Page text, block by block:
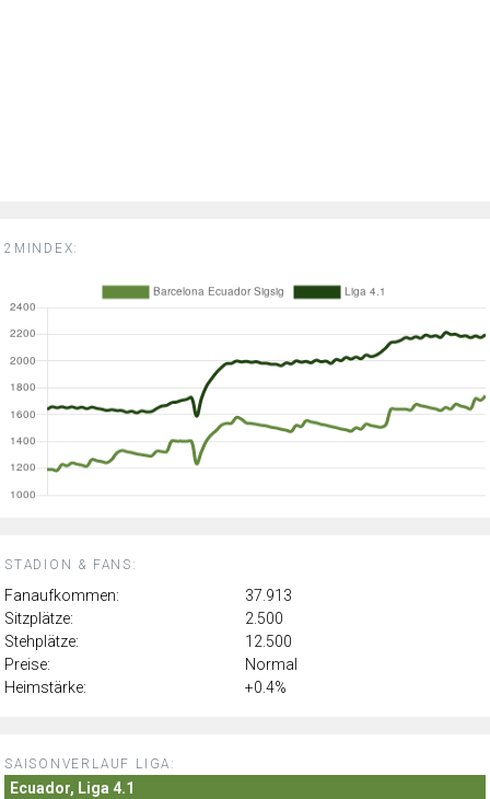
2MINDEX:
STADION & FANS:
Fanaufkommen:
37.913
Sitzplätze:
2.500
Stehplätze:
12.500
Preise:
Normal
Heimstärke:
+0.4%
SAISONVERLAUF LIGA:
Ecuador, Liga 4.1